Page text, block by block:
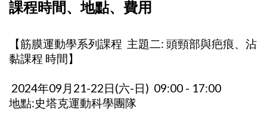
課程時間、地點、費用
【筋膜運動學系列課程 主題二: 頭頸部與疤痕、沾
黏課程 時間】
2024年09月21-22日(六-日) 09:00 - 17:00
地點:史塔克運動科學團隊